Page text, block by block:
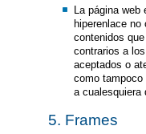
La página web
hiperenlace
contenidos
contrarios a
aceptados o
como tampoco
a cualesquiera
5. Frames